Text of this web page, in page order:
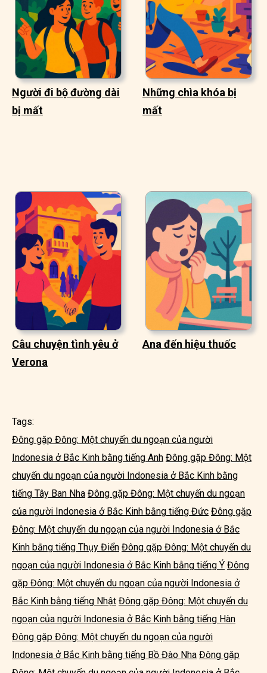
Người đi bộ đường dài
bị mất
Những chìa khóa bị
mất
Câu chuyện tình yêu ở
Verona
Ana đến hiệu thuốc
Tags:
Đông gặp Đông: Một chuyến du ngoạn của người
Indonesia ở Bắc Kinh bằng tiếng Anh Đông gặp Đông: Một
chuyến du ngoạn của người Indonesia ở Bắc Kinh bằng
tiếng Tây Ban Nha Đông gặp Đông: Một chuyến du ngoạn
của người Indonesia ở Bắc Kinh bằng tiếng Đức Đông gặp
Đông: Một chuyến du ngoạn của người Indonesia ở Bắc
Kinh bằng tiếng Thụy Điển Đông gặp Đông: Một chuyến du
ngoạn của người Indonesia ở Bắc Kinh bằng tiếng Ý Đông
gặp Đông: Một chuyến du ngoạn của người Indonesia ở
Bắc Kinh bằng tiếng Nhật Đông gặp Đông: Một chuyến du
ngoạn của người Indonesia ở Bắc Kinh bằng tiếng Hàn
Đông gặp Đông: Một chuyến du ngoạn của người
Indonesia ở Bắc Kinh bằng tiếng Bồ Đào Nha Đông gặp